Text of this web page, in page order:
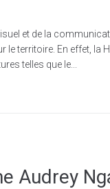
et de la
territoire. En effet, la
telles que le...
Audrey